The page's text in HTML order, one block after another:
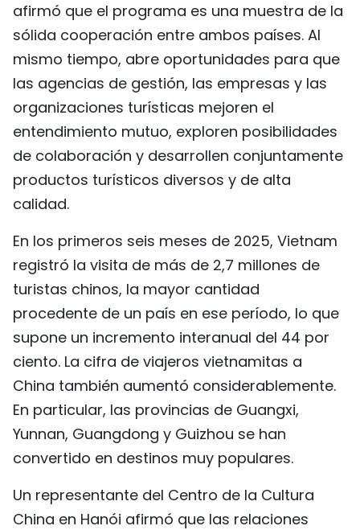
TIẾNG VIỆT
ENGLISH
中文
FRANÇAIS
РУССКИЙ
afirmó que el programa es una muestra de la
sólida cooperación entre ambos países. Al
mismo tiempo, abre oportunidades para que
las agencias de gestión, las empresas y las
organizaciones turísticas mejoren el
entendimiento mutuo, exploren posibilidades
de colaboración y desarrollen conjuntamente
productos turísticos diversos y de alta
calidad.
En los primeros seis meses de 2025, Vietnam
registró la visita de más de 2,7 millones de
turistas chinos, la mayor cantidad
procedente de un país en ese período, lo que
supone un incremento interanual del 44 por
ciento. La cifra de viajeros vietnamitas a
China también aumentó considerablemente.
En particular, las provincias de Guangxi,
Yunnan, Guangdong y Guizhou se han
convertido en destinos muy populares.
Un representante del Centro de la Cultura
China en Hanói afirmó que las relaciones